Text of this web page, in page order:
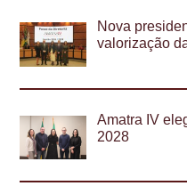
Nova
valorização
Amatra IV
2028